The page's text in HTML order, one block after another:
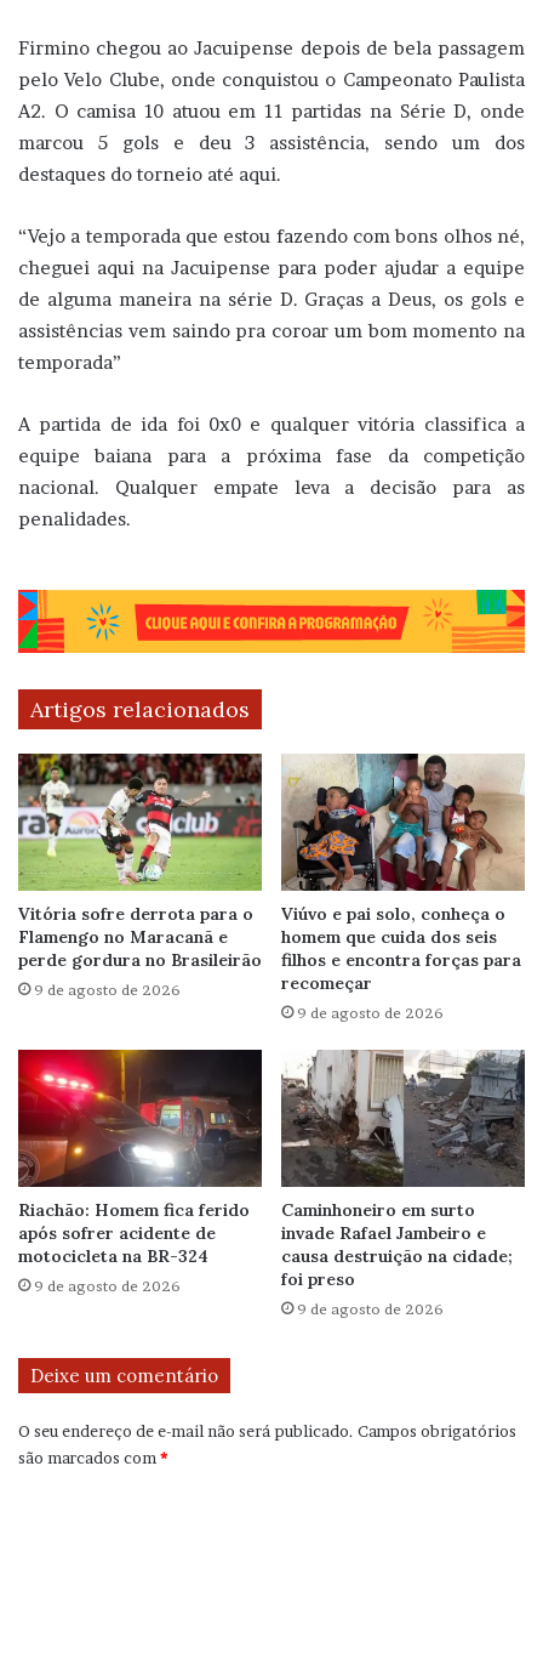
Firmino chegou ao Jacuipense depois de bela passagem
pelo Velo Clube, onde conquistou o Campeonato Paulista
A2. O camisa 10 atuou em 11 partidas na Série D, onde
marcou 5 gols e deu 3 assistência, sendo um dos
destaques do torneio até aqui.
“Vejo a temporada que estou fazendo com bons olhos né,
cheguei aqui na Jacuipense para poder ajudar a equipe
de alguma maneira na série D. Graças a Deus, os gols e
assistências vem saindo pra coroar um bom momento na
temporada”
A partida de ida foi 0x0 e qualquer vitória classifica a
equipe baiana para a próxima fase da competição
nacional. Qualquer empate leva a decisão para as
penalidades.
Artigos relacionados
Vitória sofre derrota para o
Flamengo no Maracanã e
perde gordura no Brasileirão
9 de agosto de 2026
Viúvo e pai solo, conheça o
homem que cuida dos seis
filhos e encontra forças para
recomeçar
9 de agosto de 2026
Riachão: Homem fica ferido
após sofrer acidente de
motocicleta na BR-324
9 de agosto de 2026
Caminhoneiro em surto
invade Rafael Jambeiro e
causa destruição na cidade;
foi preso
9 de agosto de 2026
Deixe um comentário
O seu endereço de e-mail não será publicado. Campos obrigatórios
são marcados com*